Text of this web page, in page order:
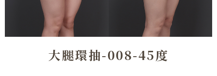
大腿環抽-008-45度